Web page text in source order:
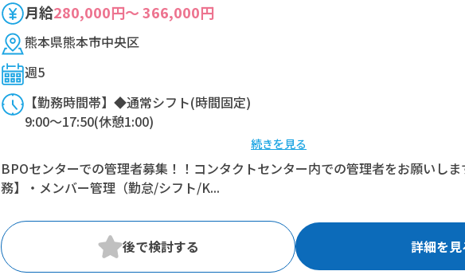
月給280,000円～ 366,000円
熊本県熊本市中央区
週5
【勤務時間帯】◆通常シフト(時間固定)
9:00〜17:50(休憩1:00)
※残業：0〜20時間程度/月
続きを見る
BPOセンターでの管理者募集！！コンタクトセンター内での管理者をお願いし
務】・メンバー管理（勤怠/シフト/K...
詳細を見